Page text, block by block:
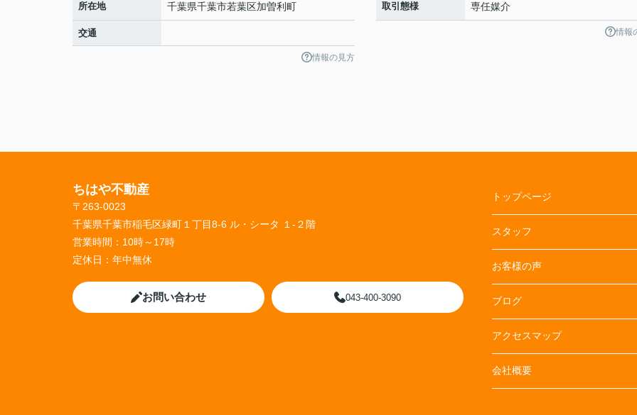
所在地 千葉県千葉市若葉区加曽利町
交通
情報の見方
取引態様 専任媒介
情報
ちはや不動産
〒263-0023
千葉県千葉市稲毛区緑町１丁目8-6 ル・シータ １-２階
営業時間： 10時～17時
定休日： 年中無休
お問い合わせ 043-400-3090
トップページ
スタッフ
お客様の声
ブログ
アクセスマップ
会社概要